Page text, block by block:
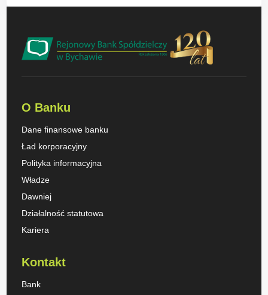
O Banku
Dane finansowe banku
Ład korporacyjny
Polityka informacyjna
Władze
Dawniej
Działalność statutowa
Kariera
Kontakt
Bank